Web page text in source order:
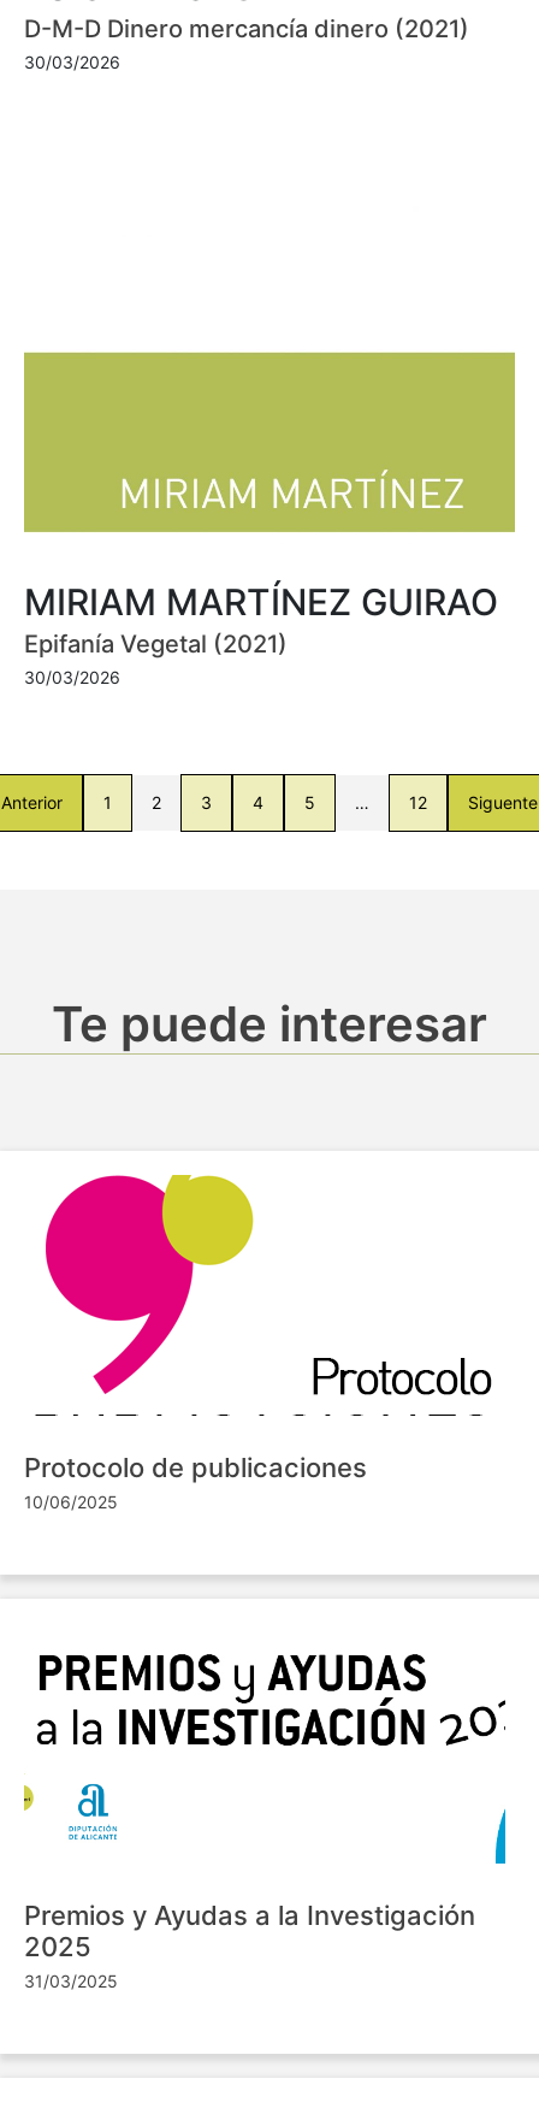
D-M-D Dinero mercancía dinero (2021)
30/03/2026
MIRIAM MARTÍNEZ GUIRAO
Epifanía Vegetal (2021)
30/03/2026
Anterior 1 2 3 4 5 … 12 Siguente
Te puede interesar
Protocolo de publicaciones
10/06/2025
Premios y Ayudas a la Investigación
2025
31/03/2025